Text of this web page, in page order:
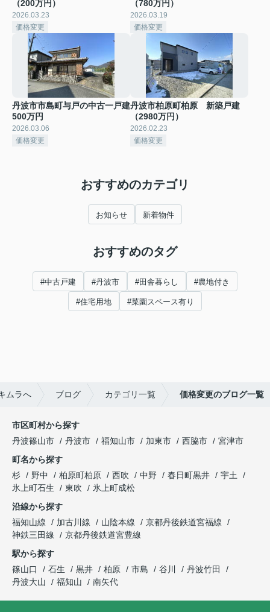
（200万円）
2026.03.23
価格変更
（780万円）
2026.03.19
価格変更
丹波市市島町与戸の中古一戸建
500万円
2026.03.06
価格変更
丹波市柏原町柏原 新築戸建
（2980万円）
2026.02.23
価格変更
おすすめのカテゴリ
お知らせ 新着物件
おすすめのタグ
#中古戸建 #丹波市 #田舎暮らし #農地付き
#住宅用地 #菜園スペース有り
ムラへ ブログ カテゴリ一覧 価格変更のブログ一覧
市区町村から探す
丹波篠山市
丹波市 福知山市 加東市 西脇市
宮津市
町名から探す
杉
野中 柏原町柏原 西吹 中野 春日町黒井
宇土
氷上町石生
東吹
氷上町成松
沿線から探す
福知山線
加古川線 山陰本線
京都丹後鉄道宮福線
神鉄三田線
京都丹後鉄道宮豊線
駅から探す
篠山口
石生 黒井 柏原 市島 谷川
丹波竹田
丹波大山
福知山 南矢代